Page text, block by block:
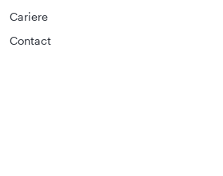
Cariere
Contact